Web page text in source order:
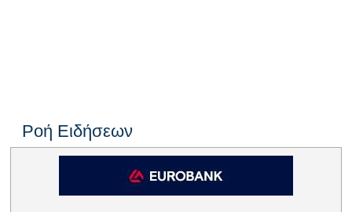
Ροή Ειδήσεων